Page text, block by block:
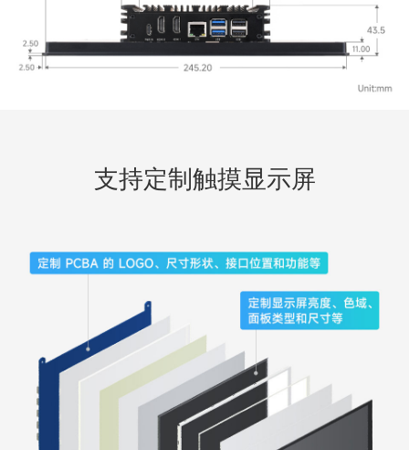
支持定制触摸显示屏